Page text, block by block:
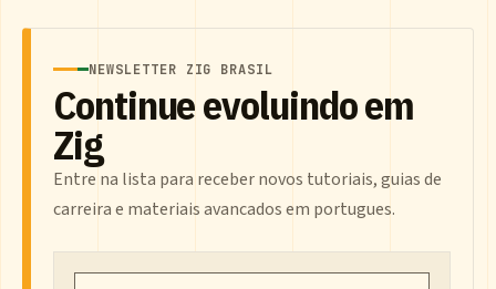
NEWSLETTER ZIG BRASIL
Continue evoluindo em
Zig
Entre na lista para receber novos tutoriais, guias de
carreira e materiais avancados em portugues.